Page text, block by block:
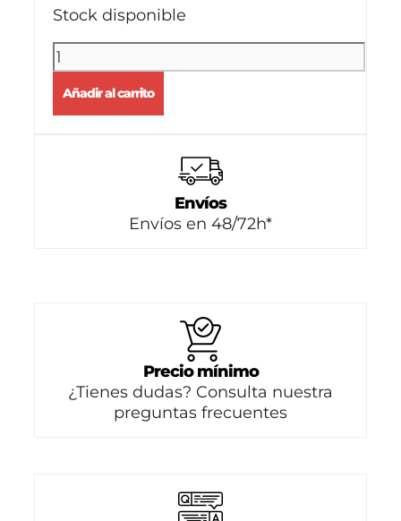
Stock disponible
Añadir al carrito
Envíos
Envíos en 48/72h*
Precio mínimo
¿Tienes dudas? Consulta nuestra
preguntas frecuentes